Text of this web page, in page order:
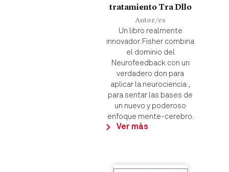
tratamiento Tra Dllo
Autor/es
Un libro realmente
innovador. Fisher combina
el dominio del
Neurofeedback con un
verdadero don para
aplicar la neurociencia ,
para sentar las bases de
un nuevo y poderoso
enfoque mente-cerebro.
Ver más